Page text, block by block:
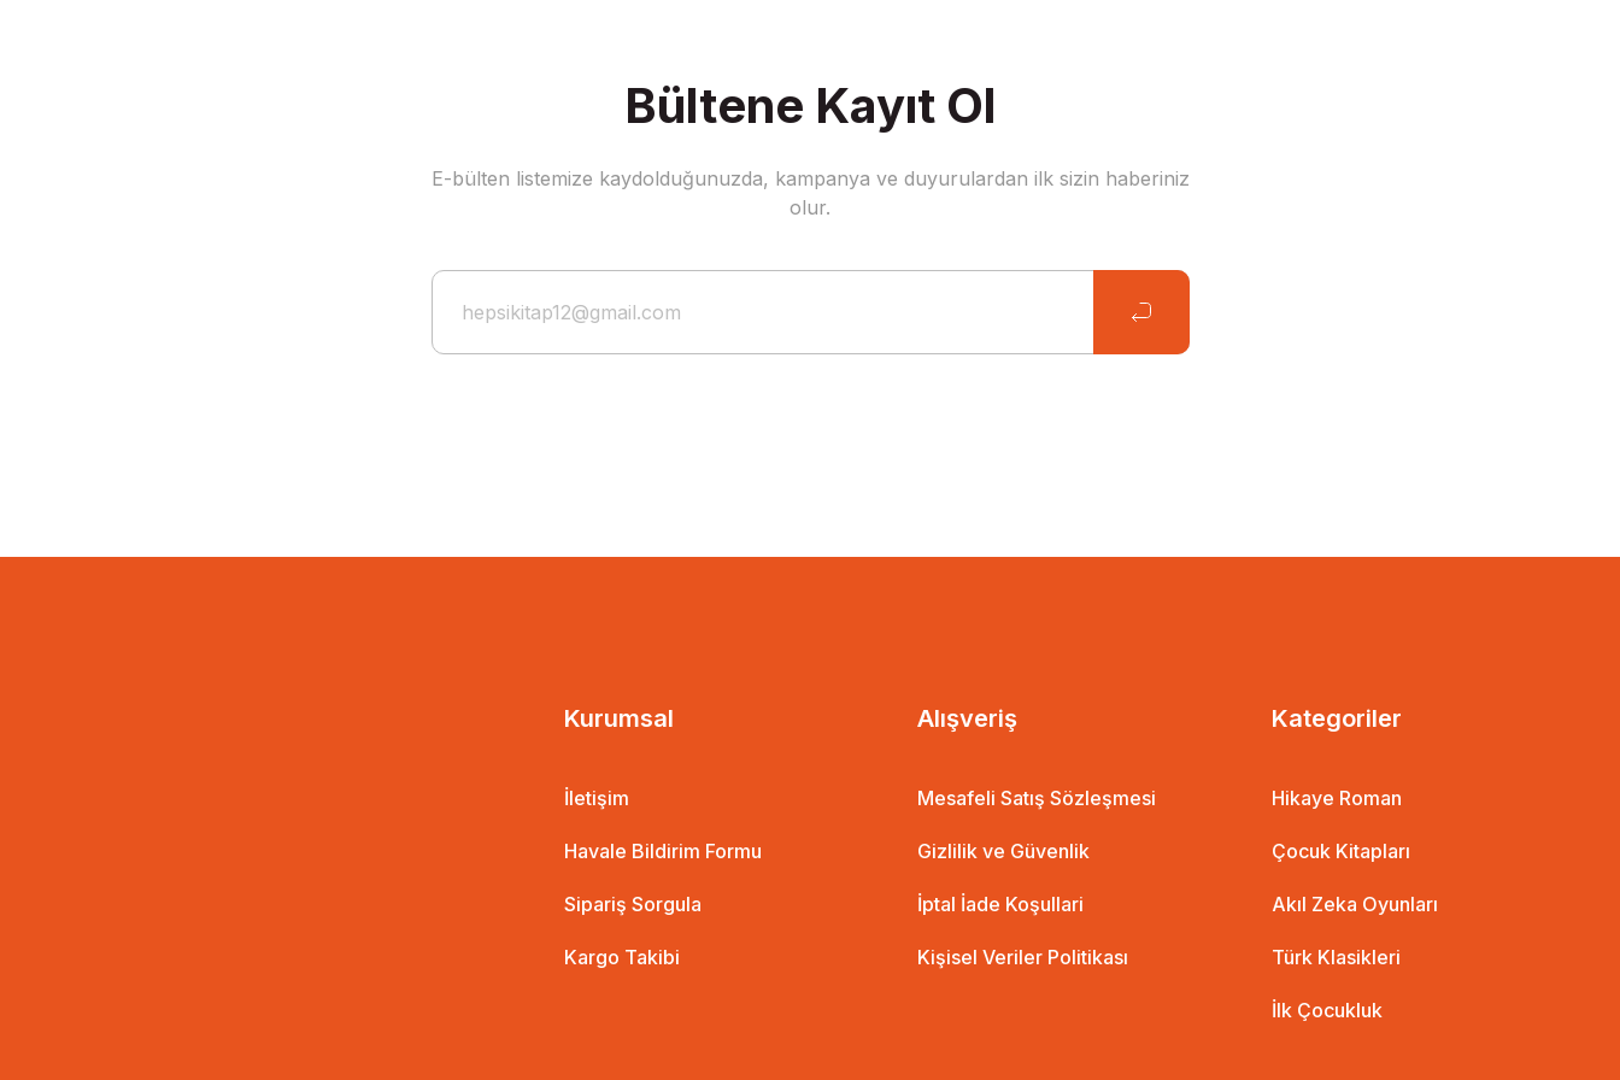
Dead End Love Işılca
Duygu - A Turkish Tale-Işılca
Bültene Kayıt Ol
E-bülten listemize kaydolduğunuzda, kampanya ve duyurulardan ilk sizin haberiniz
olur.
Kurumsal
İletişim
Havale Bildirim Formu
Sipariş Sorgula
Kargo Takibi
Alışveriş
Mesafeli Satış Sözleşmesi
Gizlilik ve Güvenlik
İptal İade Koşullari
Kişisel Veriler Politikası
Kategoriler
Hikaye Roman
Çocuk Kitapları
Akıl Zeka Oyunları
Türk Klasikleri
İlk Çocukluk